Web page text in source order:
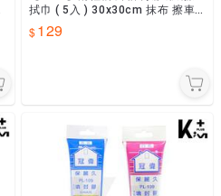
拭巾 ( 5入 ) 30x30cm 抹布 擦車
巾 CJT08
129